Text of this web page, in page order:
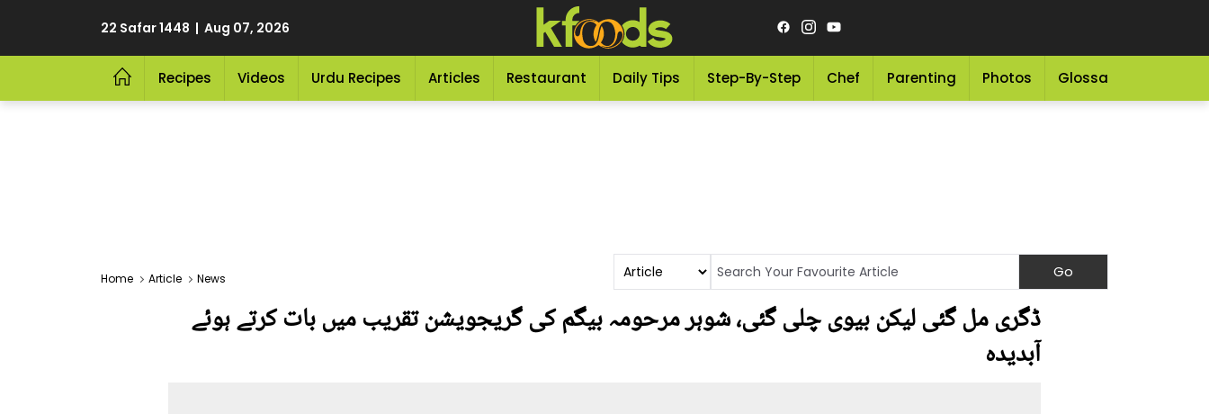
22 Safar 1448 | Aug 07, 2026
Recipes Videos Urdu Recipes Articles Restaurant Daily Tips Step-By-Step Chef Parenting Photos Glossary
Home Article News
ڈگری مل گئی لیکن بیوی چلی گئی، شوہر مرحومہ بیگم کی گریجویشن تقریب میں بات کرتے ہوئے
آبدیدہ